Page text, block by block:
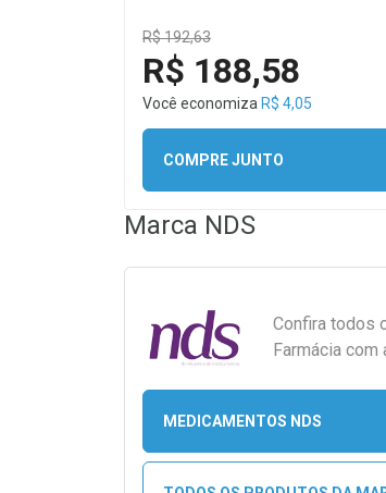
R$ 192,63
R$ 188,58
Você economiza R$ 4,05
COMPRE JUNTO
Marca NDS
Confira todos
Farmácia
MEDICAMENTOS NDS